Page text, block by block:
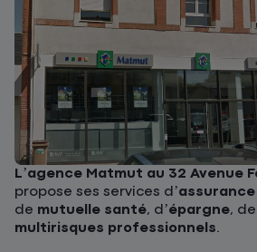
L’agence Matmut au 32 Avenue
propose ses services d’
de mutuelle santé, d’épargne, de
multirisques professionnels.